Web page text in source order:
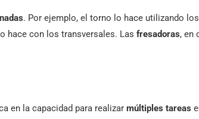
. Por ejemplo, el torno lo hace utilizando los
hace con los transversales. Las fresadoras, en
en la capacidad para realizar múltiples tareas